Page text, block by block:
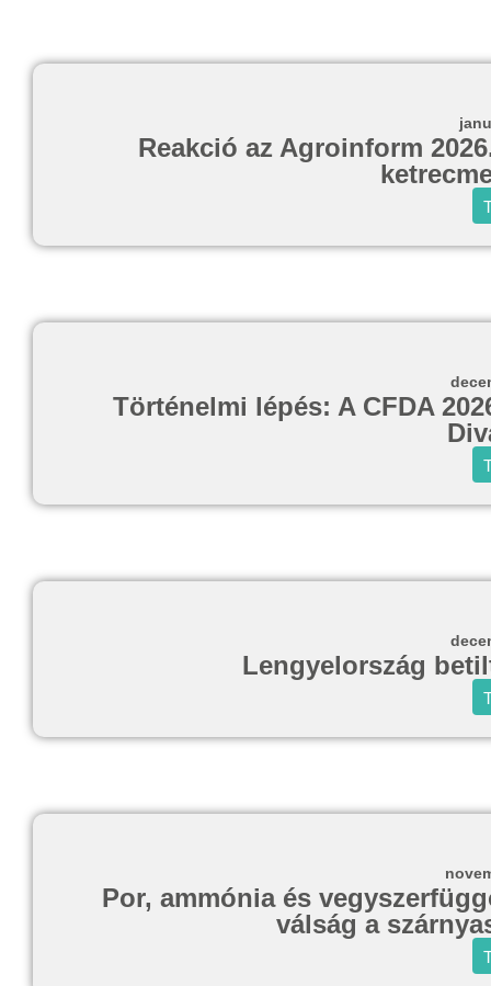
Reakció az Agroinform
Történelmi lépés: A CFDA
Lengyelország
Por, ammónia és
válság a